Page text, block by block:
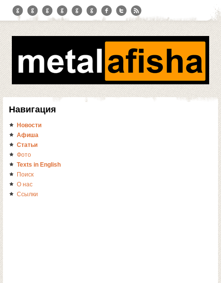
Навигация
Новости
Афиша
Статьи
Фото
Texts in English
Поиск
О нас
Ссылки